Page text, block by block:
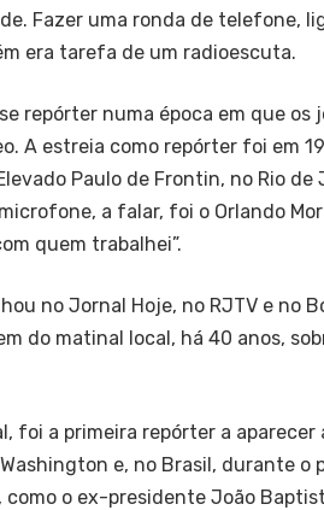
Fazer uma ronda de telefone,
era tarefa de um radioescuta.
repórter numa época em que os
A estreia como repórter foi em
Paulo de Frontin, no Rio de
a falar, foi o Orlando
quem trabalhei”.
no Jornal Hoje, no RJTV e no
do matinal local, há 40 anos,
foi a primeira repórter a aparecer
e, no Brasil, durante o
o ex-presidente João